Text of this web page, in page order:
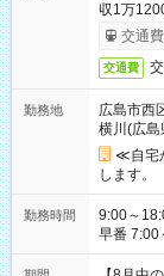
収1万
交通
交通費
勤務地
広島市西
横川(広島
≪自宅
します。
勤務時間
9:00～18:00（休憩60
早番 7:00
と休みを
「でき